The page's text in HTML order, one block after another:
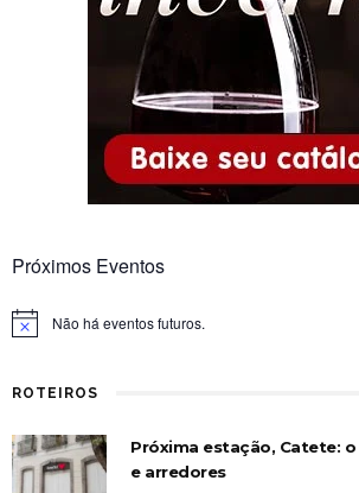
Próximos Eventos
Notice Não há eventos futuros.
ROTEIROS
Próxima estação, Catete:
e arredores